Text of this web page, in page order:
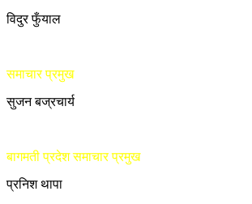
विदुर फुँयाल
समाचार प्रमुख
सुजन बज्रचार्य
बागमती प्रदेश समाचार प्रमुख
प्रनिश थापा